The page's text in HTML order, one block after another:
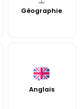
Géographie
Anglais